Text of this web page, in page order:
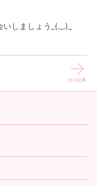
しましょう_(._.)_
次の記事